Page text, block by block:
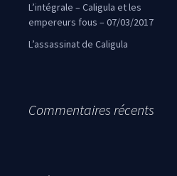
L’intégrale – Caligula et les
empereurs fous – 07/03/2017
L’assassinat de Caligula
Commentaires récents